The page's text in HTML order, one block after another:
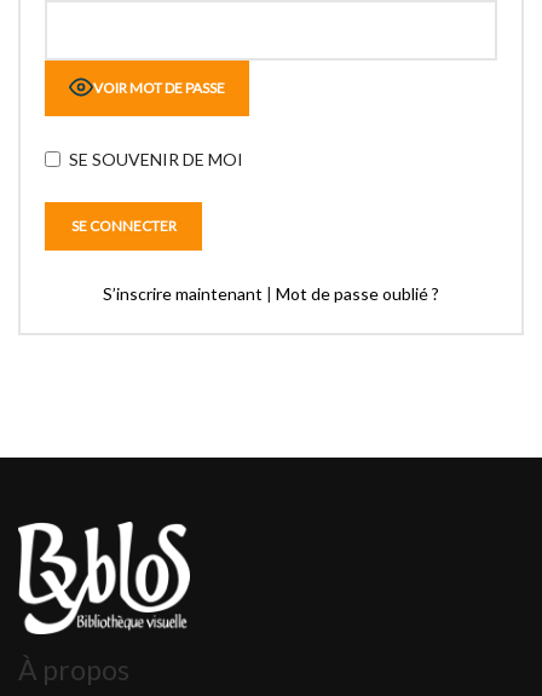
VOIR MOT DE PASSE
SE SOUVENIR DE MOI
S’inscrire maintenant | Mot de passe oublié ?
À propos